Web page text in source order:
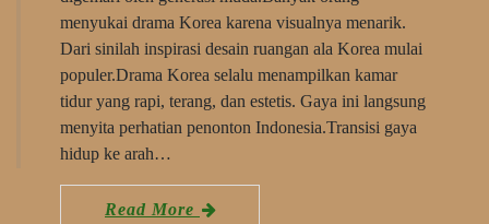
menyukai drama Korea karena visualnya menarik.
Dari sinilah inspirasi desain ruangan ala Korea mulai
populer.Drama Korea selalu menampilkan kamar
tidur yang rapi, terang, dan estetis. Gaya ini langsung
menyita perhatian penonton Indonesia.Transisi gaya
hidup ke arah…
Read More